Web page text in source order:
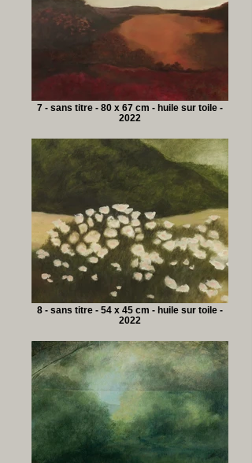
7 - sans titre - 80 x 67 cm - huile sur toile -
2022
8 - sans titre - 54 x 45 cm - huile sur toile -
2022